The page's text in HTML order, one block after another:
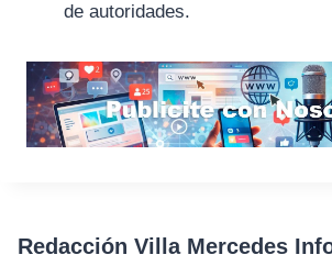
de autoridades.
Redacción Villa Mercedes